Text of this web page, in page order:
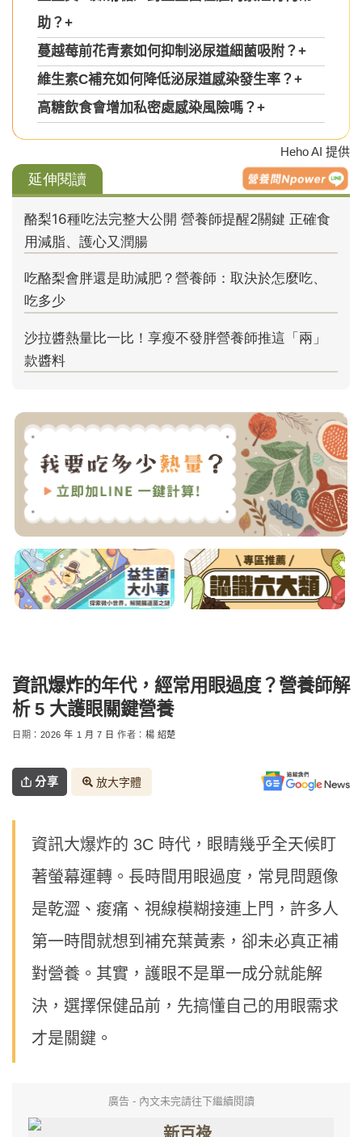
助？+
蔓越莓前花青素如何抑制泌尿道細菌吸附？+
維生素C補充如何降低泌尿道感染發生率？+
高糖飲食會增加私密處感染風險嗎？+
Heho AI 提供
資訊爆炸的年代，經常用眼過度？營養師解
析 5 大護眼關鍵營養
日期： 2026 年 1 月 7 日 作者： 楊 紹楚
分享 放大字體
資訊大爆炸的 3C 時代，眼睛幾乎全天候盯
著螢幕運轉。長時間用眼過度，常見問題像
是乾澀、痠痛、視線模糊接連上門，許多人
第一時間就想到補充葉黃素，卻未必真正補
對營養。其實，護眼不是單一成分就能解
決，選擇保健品前，先搞懂自己的用眼需求
才是關鍵。
廣告 - 內文未完請往下繼續閱讀